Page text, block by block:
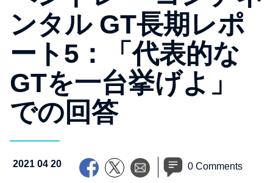
ンタル GT長期レポ
ート5：「代表的な
GTを一台挙げよ」
での回答
2021 04 20 0 Comments